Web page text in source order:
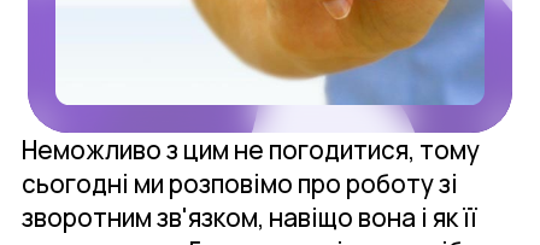
Неможливо з цим не погодитися, тому
сьогодні ми розповімо про роботу зі
зворотним зв'язком, навіщо вона і як її